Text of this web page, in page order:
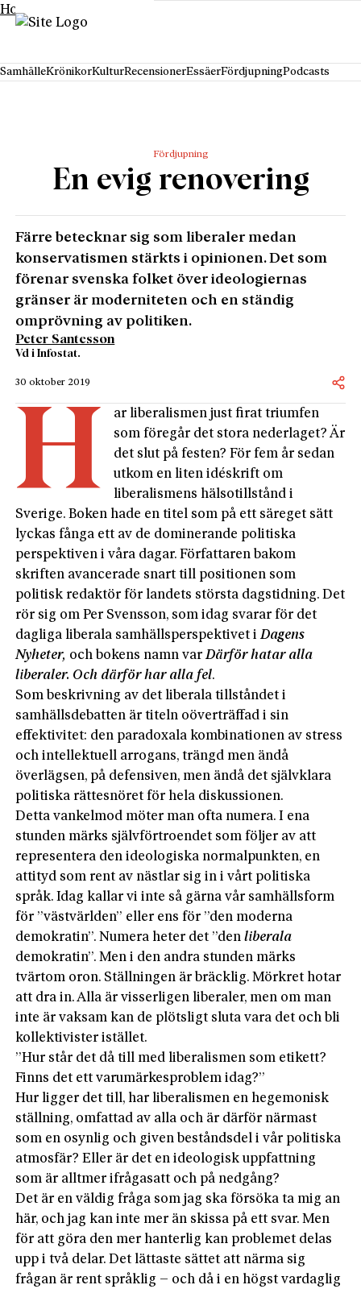
Hoppa till innehåll
SamhälleKrönikorKulturRecensionerEssäerFördjupningPodcasts
Fördjupning
En evig renovering
Färre betecknar sig som liberaler medan
konservatismen stärkts i opinionen. Det som
förenar svenska folket över ideologiernas
gränser är moderniteten och en ständig
omprövning av politiken.
Peter Santesson
Vd i Infostat.
30 oktober 2019
H
ar liberalismen just firat triumfen
som föregår det stora nederlaget? Är
det slut på festen? För fem år sedan
utkom en liten idéskrift om
liberalismens hälsotillstånd i
Sverige. Boken hade en titel som på ett säreget sätt
lyckas fånga ett av de dominerande politiska
perspektiven i våra dagar. Författaren bakom
skriften avancerade snart till positionen som
politisk redaktör för landets största dagstidning. Det
rör sig om Per Svensson, som idag svarar för det
dagliga liberala samhällsperspektivet iDagens
Nyheter, och bokens namn varDärför hatar alla
liberaler. Och därför har alla fel.
Som beskrivning av det liberala tillståndet i
samhällsdebatten är titeln oöverträffad i sin
effektivitet: den paradoxala kombinationen av stress
och intellektuell arrogans, trängd men ändå
överlägsen, på defensiven, men ändå det självklara
politiska rättesnöret för hela diskussionen.
Detta vankelmod möter man ofta numera. I ena
stunden märks självförtroendet som följer av att
representera den ideologiska normalpunkten, en
attityd som rent av nästlar sig in i vårt politiska
språk. Idag kallar vi inte så gärna vår samhällsform
för ”västvärlden” eller ens för ”den moderna
demokratin”. Numera heter det ”denliberala
demokratin”. Men i den andra stunden märks
tvärtom oron. Ställningen är bräcklig. Mörkret hotar
att dra in. Alla är visserligen liberaler, men om man
inte är vaksam kan de plötsligt sluta vara det och bli
kollektivister istället.
”Hur står det då till med liberalismen som etikett?
Finns det ett varumärkesproblem idag?”
Hur ligger det till, har liberalismen en hegemonisk
ställning, omfattad av alla och är därför närmast
som en osynlig och given beståndsdel i vår politiska
atmosfär? Eller är det en ideologisk uppfattning
som är alltmer ifrågasatt och på nedgång?
Det är en väldig fråga som jag ska försöka ta mig an
här, och jag kan inte mer än skissa på ett svar. Men
för att göra den mer hanterlig kan problemet delas
upp i två delar. Det lättaste sättet att närma sig
frågan är rent språklig – och då i en högst vardaglig